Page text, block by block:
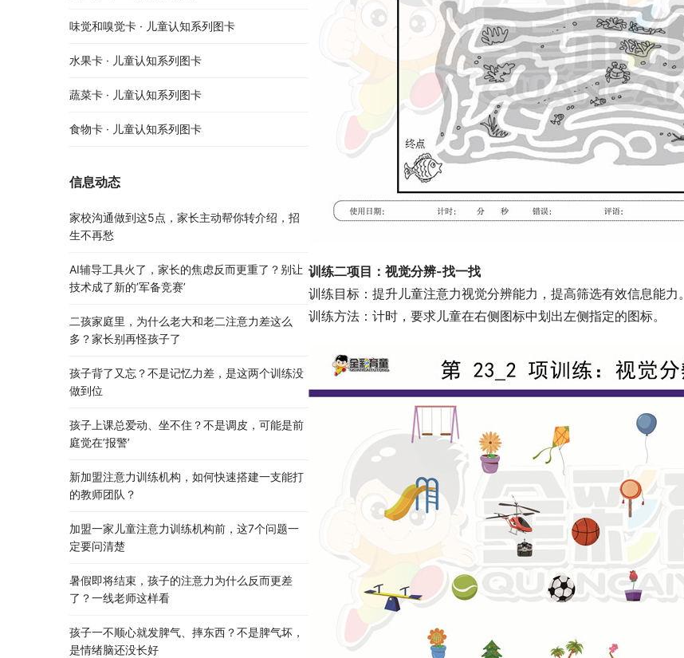
训练二项目：视觉分辨-找一找
训练目标：提升儿童注意力视觉分辨能力，提高筛选有效信息能力。
训练方法：计时，要求儿童在右侧图标中划出左侧指定的图标。
味觉和嗅觉卡 · 儿童认知系列图卡
水果卡 · 儿童认知系列图卡
蔬菜卡 · 儿童认知系列图卡
食物卡 · 儿童认知系列图卡
信息动态
家校沟通做到这5点，家长主动帮你转介绍，招
生不再愁
AI辅导工具火了，家长的焦虑反而更重了？别让
技术成了新的’军备竞赛’
二孩家庭里，为什么老大和老二注意力差这么
多？家长别再怪孩子了
孩子背了又忘？不是记忆力差，是这两个训练没
做到位
孩子上课总爱动、坐不住？不是调皮，可能是前
庭觉在’报警’
新加盟注意力训练机构，如何快速搭建一支能打
的教师团队？
加盟一家儿童注意力训练机构前，这7个问题一
定要问清楚
暑假即将结束，孩子的注意力为什么反而更差
了？一线老师这样看
孩子一不顺心就发脾气、摔东西？不是脾气坏，
是情绪脑还没长好